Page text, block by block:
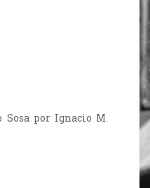
Sosa por Ignacio M.